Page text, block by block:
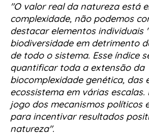
"O valor real da natureza está
complexidade, não podemos
destacar elementos individuais
biodiversidade em detrimento
de todo o sistema. Esse índice
quantificar toda a extensão da
biocomplexidade genética, das
ecossistema em várias escalas.
jogo dos mecanismos políticos
para incentivar resultados
natureza".